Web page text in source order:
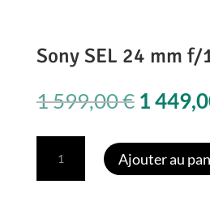
Sony SEL 24 mm f/
1 599,00€ Le
initial
était :
1
Ajouter au